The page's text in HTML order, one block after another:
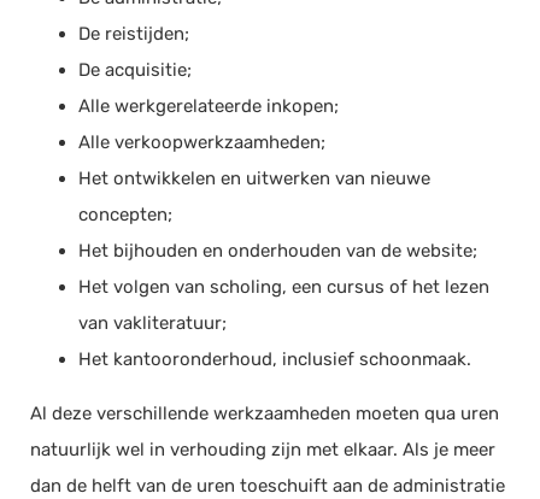
De reistijden;
De acquisitie;
Alle werkgerelateerde inkopen;
Alle verkoopwerkzaamheden;
Het ontwikkelen en uitwerken van nieuwe
concepten;
Het bijhouden en onderhouden van de website;
Het volgen van scholing, een cursus of het lezen
van vakliteratuur;
Het kantooronderhoud, inclusief schoonmaak.
Al deze verschillende werkzaamheden moeten qua uren
natuurlijk wel in verhouding zijn met elkaar. Als je meer
dan de helft van de uren toeschuift aan de administratie